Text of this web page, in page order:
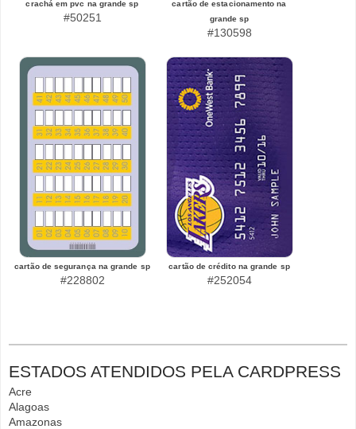
crachá em pvc na grande sp
#50251
cartão de estacionamento na
grande sp
#130598
cartão de segurança na grande sp
#228802
cartão de crédito na grande sp
#252054
ESTADOS ATENDIDOS PELA CARDPRESS
Acre
Alagoas
Amazonas